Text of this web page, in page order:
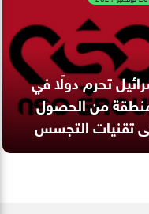
تحرم دولًا في
من الحصول
تقنيات التجسس